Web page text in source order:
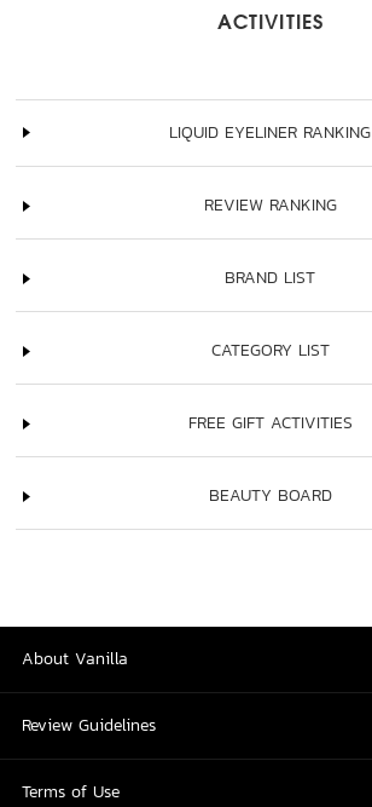
ACTIVITIES
LIQUID EYELINER RANKING
REVIEW RANKING
BRAND LIST
CATEGORY LIST
FREE GIFT ACTIVITIES
BEAUTY BOARD
About Vanilla
Review Guidelines
Terms of Use